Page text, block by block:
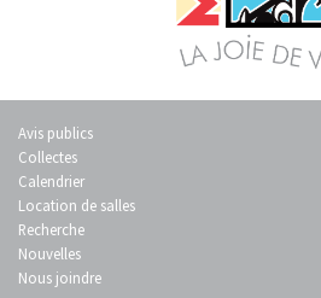
Avis publics
Collectes
Calendrier
Location de salles
Recherche
Nouvelles
Nous joindre